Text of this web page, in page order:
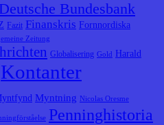
Deutsche Bundesbank
Fazit Finanskris Fornnordiska
Zeitung
Globalisering Gold Harald
Kontanter
Myntning Nicolas Oresme
Penninghistoria